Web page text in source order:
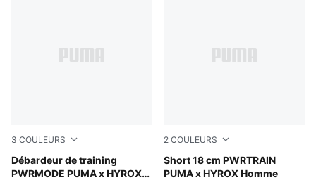
3 COULEURS
Débardeur de training
PWRMODE PUMA x HYROX
Intense Mint
2 COULEURS
Short 18 cm PWRTRAIN
PUMA x HYROX Homme
Puma Black